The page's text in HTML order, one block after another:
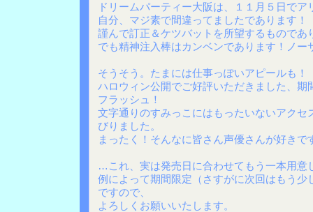
ドリームパーティー大阪は、１１月５日でア
自分、マジ素で間違ってましたであります！
謹んで訂正＆ケツバットを所望するものであ
でも精神注入棒はカンベンであります！ノー
そうそう。たまには仕事っぽいアピールも！
ハロウィン公開でご好評いただきました、期
フラッシュ！
文字通りのすみっこにはもったいないアクセ
びりました。
まったく！そんなに皆さん声優さんが好き
…これ、実は発売日に合わせてもう一本用意
例によって期間限定（さすがに次回はもう少
ですので、
よろしくお願いいたします。